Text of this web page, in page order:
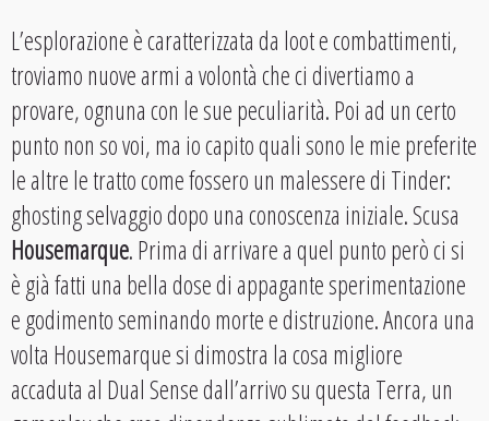
L’esplorazione è caratterizzata da loot e combattimenti,
troviamo nuove armi a volontà che ci divertiamo a
provare, ognuna con le sue peculiarità. Poi ad un certo
punto non so voi, ma io capito quali sono le mie preferite
le altre le tratto come fossero un malessere di Tinder:
ghosting selvaggio dopo una conoscenza iniziale. Scusa
Housemarque. Prima di arrivare a quel punto però ci si
è già fatti una bella dose di appagante sperimentazione
e godimento seminando morte e distruzione. Ancora una
volta Housemarque si dimostra la cosa migliore
accaduta al Dual Sense dall’arrivo su questa Terra, un